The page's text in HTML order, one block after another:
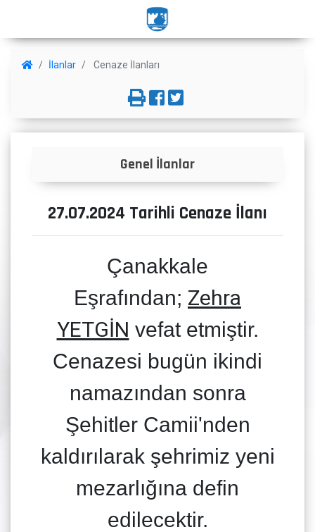
İlanlar Cenaze İlanları
Genel İlanlar
27.07.2024 Tarihli Cenaze İlanı
Çanakkale
Eşrafından; Zehra
YETGİN vefat etmiştir.
Cenazesi bugün ikindi
namazından sonra
Şehitler Camii'nden
kaldırılarak şehrimiz yeni
mezarlığına defin
edilecektir.